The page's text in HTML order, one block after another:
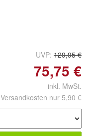
UVP: 129,95 €
75,75 €
inkl. MwSt.
Versandkosten nur 5,90 €